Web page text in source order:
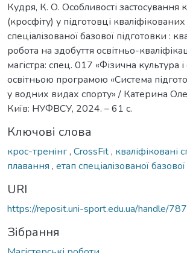
Кудря, К. О. Особливості застосування
(кросфіту) у підготовці
спеціалізованої базової підготовки :
робота на здобуття освітньо-
магістра: спец. 017 «Фізична культура і
освітньою програмою «Система
у водних видах спорту» / Катерина
Київ: НУФВСУ, 2024. – 61 с.
Ключові слова
крос-тренінг, CrossFit, кваліфіковані
плавання , етап спеціалізованої
URI
https://reposit.uni-sport.edu.ua/handle/
Зібрання